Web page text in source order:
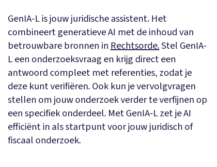
GenIA-L is jouw juridische assistent. Het
combineert generatieve AI met de inhoud van
betrouwbare bronnen inRechtsorde.Stel GenIA-
L een onderzoeksvraag en krijg direct een
antwoord compleet met referenties, zodat je
deze kunt verifiëren. Ook kun je vervolgvragen
stellen om jouw onderzoek verder te verfijnen op
een specifiek onderdeel. Met GenIA-L zet je AI
efficiënt in als startpunt voor jouw juridisch of
fiscaal onderzoek.